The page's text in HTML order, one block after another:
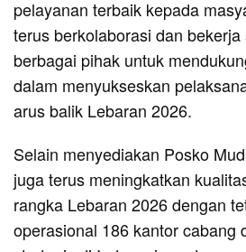
pelayanan terbaik kepada
terus berkolaborasi dan
berbagai pihak untuk
dalam menyukseskan
arus balik Lebaran 2026.
Selain menyediakan Posko
juga terus meningkatkan
rangka Lebaran 2026 dengan
operasional 186 kantor cabang